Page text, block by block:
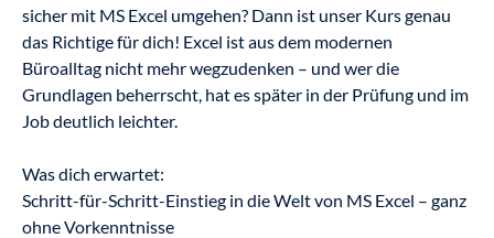
sicher mit MS Excel umgehen? Dann ist unser Kurs genau
das Richtige für dich! Excel ist aus dem modernen
Büroalltag nicht mehr wegzudenken – und wer die
Grundlagen beherrscht, hat es später in der Prüfung und im
Job deutlich leichter.
Was dich erwartet:
Schritt-für-Schritt-Einstieg in die Welt von MS Excel – ganz
ohne Vorkenntnisse